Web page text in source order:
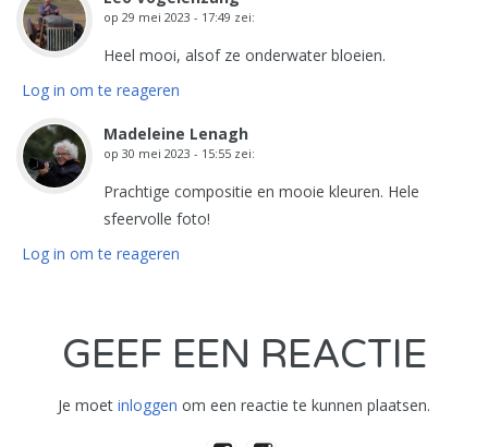
op 29 mei 2023 - 17:49 zei:
Heel mooi, alsof ze onderwater bloeien.
Log in om te reageren
Madeleine Lenagh
op 30 mei 2023 - 15:55 zei:
Prachtige compositie en mooie kleuren. Hele
sfeervolle foto!
Log in om te reageren
GEEF EEN REACTIE
Je moet inloggen om een reactie te kunnen plaatsen.